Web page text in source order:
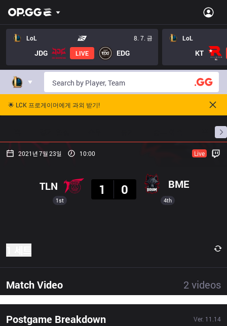
LoL 8. 7. 금
JDG LIVE EDG
LoL
KT
🌟 LCK 프로게이머에게 과외 받기!
프로빌
2021년 7월 23일 10:00 Live
1st
TLN
1
0 BME
4th
Match Video 2 videos
Postgame Breakdown Ver. 11.14